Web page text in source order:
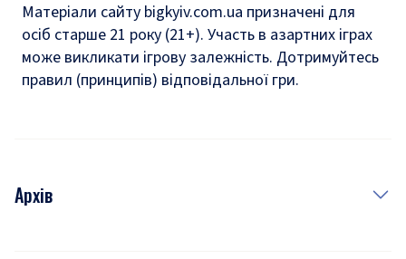
Матеріали сайту bigkyiv.com.ua призначені для
осіб старше 21 року (21+). Участь в азартних іграх
може викликати ігрову залежність. Дотримуйтесь
правил (принципів) відповідальної гри.
Архів